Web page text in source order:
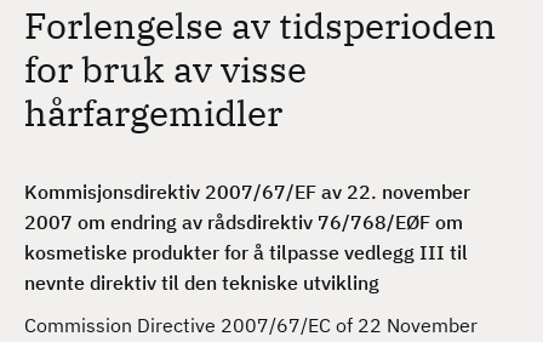
Forlengelse av tidsperioden
for bruk av visse
hårfargemidler
Kommisjonsdirektiv 2007/67/EF av 22. november
2007 om endring av rådsdirektiv 76/768/EØF om
kosmetiske produkter for å tilpasse vedlegg III til
nevnte direktiv til den tekniske utvikling
Commission Directive 2007/67/EC of 22 November